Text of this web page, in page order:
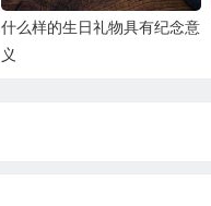
什么样的生日礼物具有纪念意
义